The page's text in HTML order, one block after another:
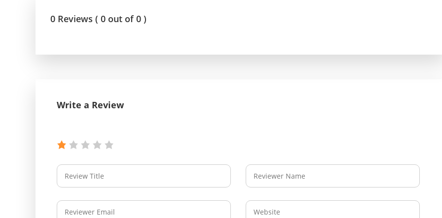
0 Reviews ( 0 out of 0 )
Write a Review